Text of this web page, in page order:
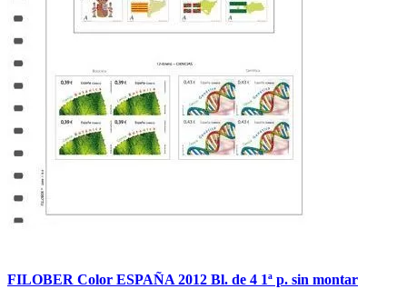
FILOBER Color ESPAÑA 2012 Bl. de 4 1ª p. sin montar